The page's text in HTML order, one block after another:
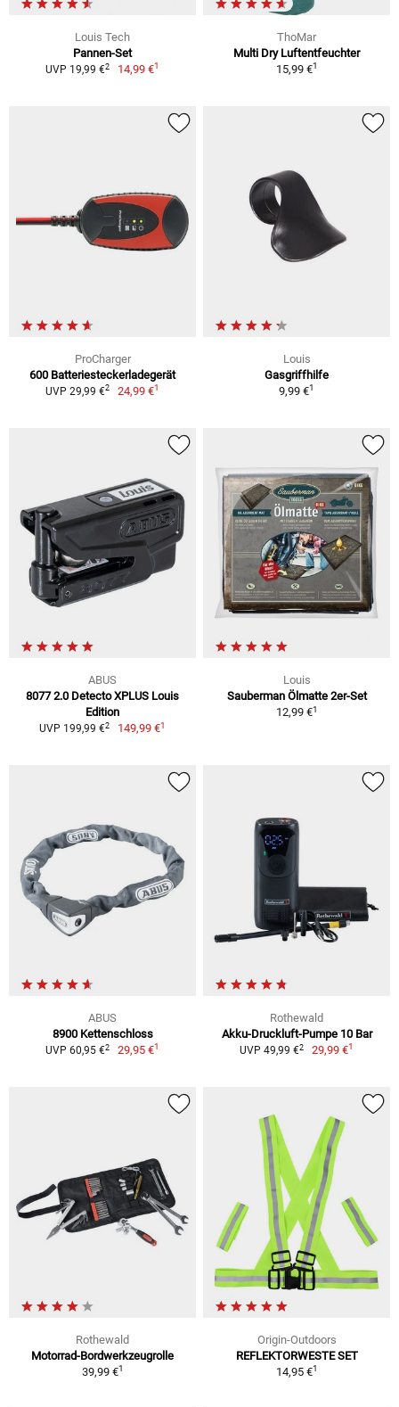
Louis Tech
Pannen-Set
UVP 19,99 €2 14,99 €1
ThoMar
Multi Dry Luftentfeuchter
15,99 €1
ProCharger
600 Batteriesteckerladegerät
UVP 29,99 €2 24,99 €1
Louis
Gasgriffhilfe
9,99 €1
ABUS
8077 2.0 Detecto XPLUS Louis
Edition
UVP 199,99 €2 149,99 €1
Louis
Sauberman Ölmatte 2er-Set
12,99 €1
ABUS
8900 Kettenschloss
UVP 60,95 €2 29,95 €1
Rothewald
Akku-Druckluft-Pumpe 10 Bar
UVP 49,99 €2 29,99 €1
Rothewald
Motorrad-Bordwerkzeugrolle
39,99 €1
Origin-Outdoors
REFLEKTORWESTE SET
14,95 €1